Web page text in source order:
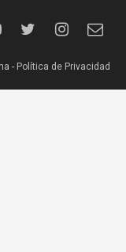
- Política de Privacidad